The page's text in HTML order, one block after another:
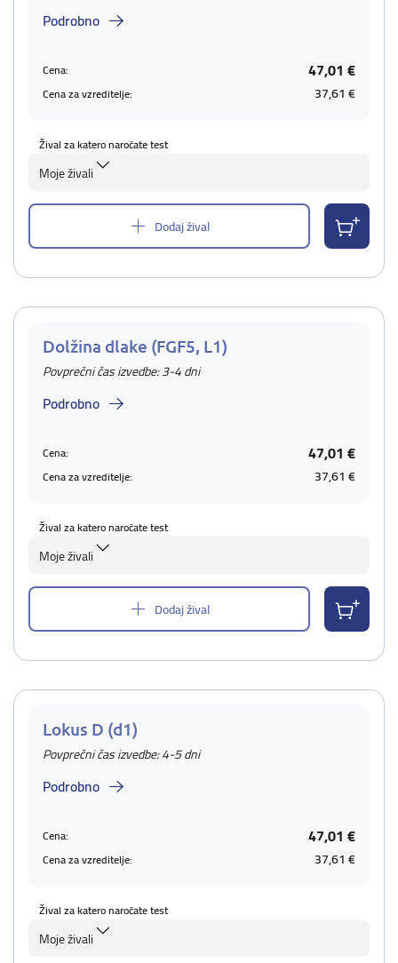
Podrobno
Cena: 47,01 €
Cena za vzreditelje: 37,61 €
Žival za katero naročate test
Moje živali
Dodaj žival
Dolžina dlake (FGF5, L1)
Povprečni čas izvedbe: 3-4 dni
Podrobno
Cena: 47,01 €
Cena za vzreditelje: 37,61 €
Žival za katero naročate test
Moje živali
Dodaj žival
Lokus D (d1)
Povprečni čas izvedbe: 4-5 dni
Podrobno
Cena: 47,01 €
Cena za vzreditelje: 37,61 €
Žival za katero naročate test
Moje živali